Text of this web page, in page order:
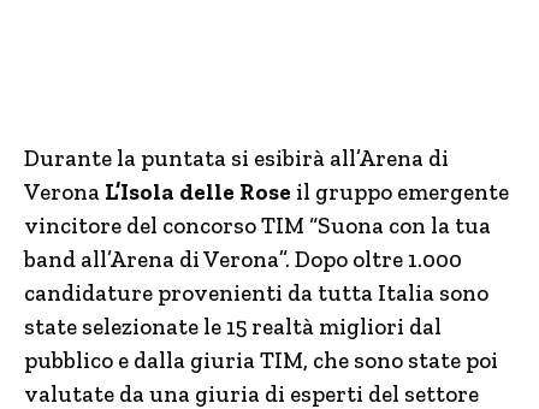
Durante la puntata si esibirà all’Arena di
Verona L’Isola delle Rose il gruppo emergente
vincitore del concorso TIM “Suona con la tua
band all’Arena di Verona”. Dopo oltre 1.000
candidature provenienti da tutta Italia sono
state selezionate le 15 realtà migliori dal
pubblico e dalla giuria TIM, che sono state poi
valutate da una giuria di esperti del settore